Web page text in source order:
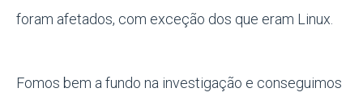
foram afetados, com exceção dos que eram Linux.
Fomos bem a fundo na investigação e conseguimos